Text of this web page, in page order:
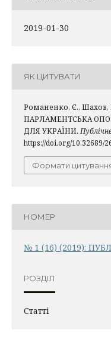
2019-01-30
ЯК ЦИТУВАТИ
Романенко, Є., Шахов,
ПАРЛАМЕНТСЬКА
ДЛЯ УКРАЇНИ.
https://doi.org/10.32689/
Формати
НОМЕР
№ 1 (16) (2019):
РОЗДІЛ
Статті